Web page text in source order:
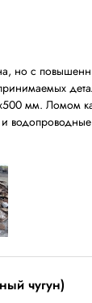
но с
мм. Ломом
чугун)